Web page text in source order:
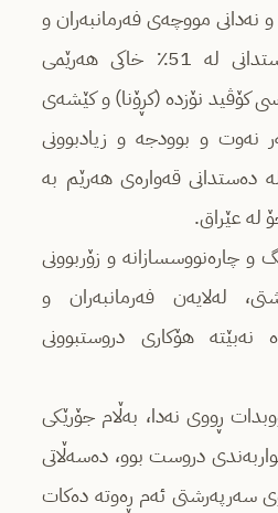
نەدانی مووچەی فەرمانبەران و
راگەیاندنی ڕیفڕاندۆم، لە دەستدانی لە 51٪ خاکی هەرێمی
کۆڤید نۆزدە (کڕۆنا) و کێشەی
نەوت و بوودجە و زیادبوونی
دەستدانی قەوارەی هەرێم بە
لە عێراق.
چارەنووسسازانە و زۆربوونی
لەلایەن فەرمانبەران و
نەبێتە هۆکاری دروستبوونی
ڕووی نەدا، بەڵام جۆرێکی
دروست بوو، دەسەڵاتی
سەرپەرشتی ئەم ڕەوتە دەکات